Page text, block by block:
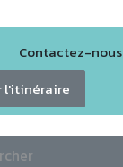
Contactez-nous
l'itinéraire